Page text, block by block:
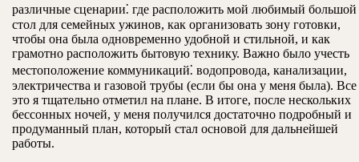
различные сценарии⁚ где расположить мой любимый большой
стол для семейных ужинов, как организовать зону готовки,
чтобы она была одновременно удобной и стильной, и как
грамотно расположить бытовую технику. Важно было учесть
местоположение коммуникаций⁚ водопровода, канализации,
электричества и газовой трубы (если бы она у меня была). Все
это я тщательно отметил на плане. В итоге, после нескольких
бессонных ночей, у меня получился достаточно подробный и
продуманный план, который стал основой для дальнейшей
работы.